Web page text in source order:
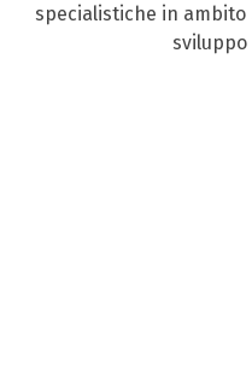
specialistiche in ambito